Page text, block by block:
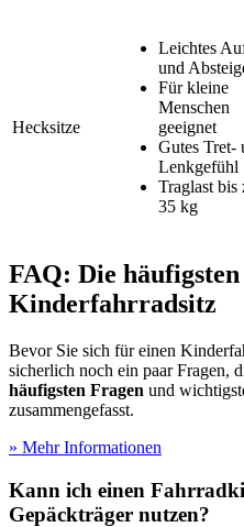
Hecksitze
Leichtes
und
Für kleine
Menschen
geeignet
Gutes Tret-
Lenkgefühl
Traglast bis
35 kg
FAQ: Die
Kinderfahrradsitz
Bevor Sie sich für einen
sicherlich noch ein paar Fragen,
häufigsten Fragen und
zusammengefasst.
» Mehr Informationen
Kann ich einen
Gepäckträger nutzen?